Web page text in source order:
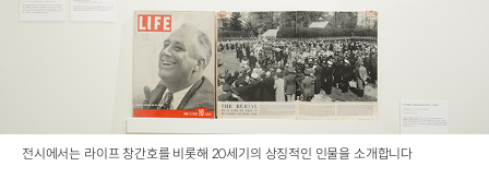
전시에서는 라이프 창간호를 비롯해 20세기의 상징적인 인물을 소개합니다